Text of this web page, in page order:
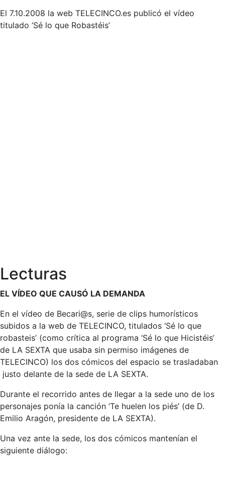
El 7.10.2008 la web TELECINCO.es publicó el vídeo
titulado ‘Sé lo que Robastéis’
Lecturas
EL VÍDEO QUE CAUSÓ LA DEMANDA
En el vídeo de Becari@s, serie de clips humorísticos
subidos a la web de TELECINCO, titulados ‘Sé lo que
robasteis’ (como crítica al programa ‘Sé lo que Hicistéis’
de LA SEXTA que usaba sin permiso imágenes de
TELECINCO) los dos cómicos del espacio se trasladaban
justo delante de la sede de LA SEXTA.
Durante el recorrido antes de llegar a la sede uno de los
personajes ponía la canción ‘Te huelen los piés’ (de D.
Emilio Aragón, presidente de LA SEXTA).
Una vez ante la sede, los dos cómicos mantenían el
siguiente diálogo: